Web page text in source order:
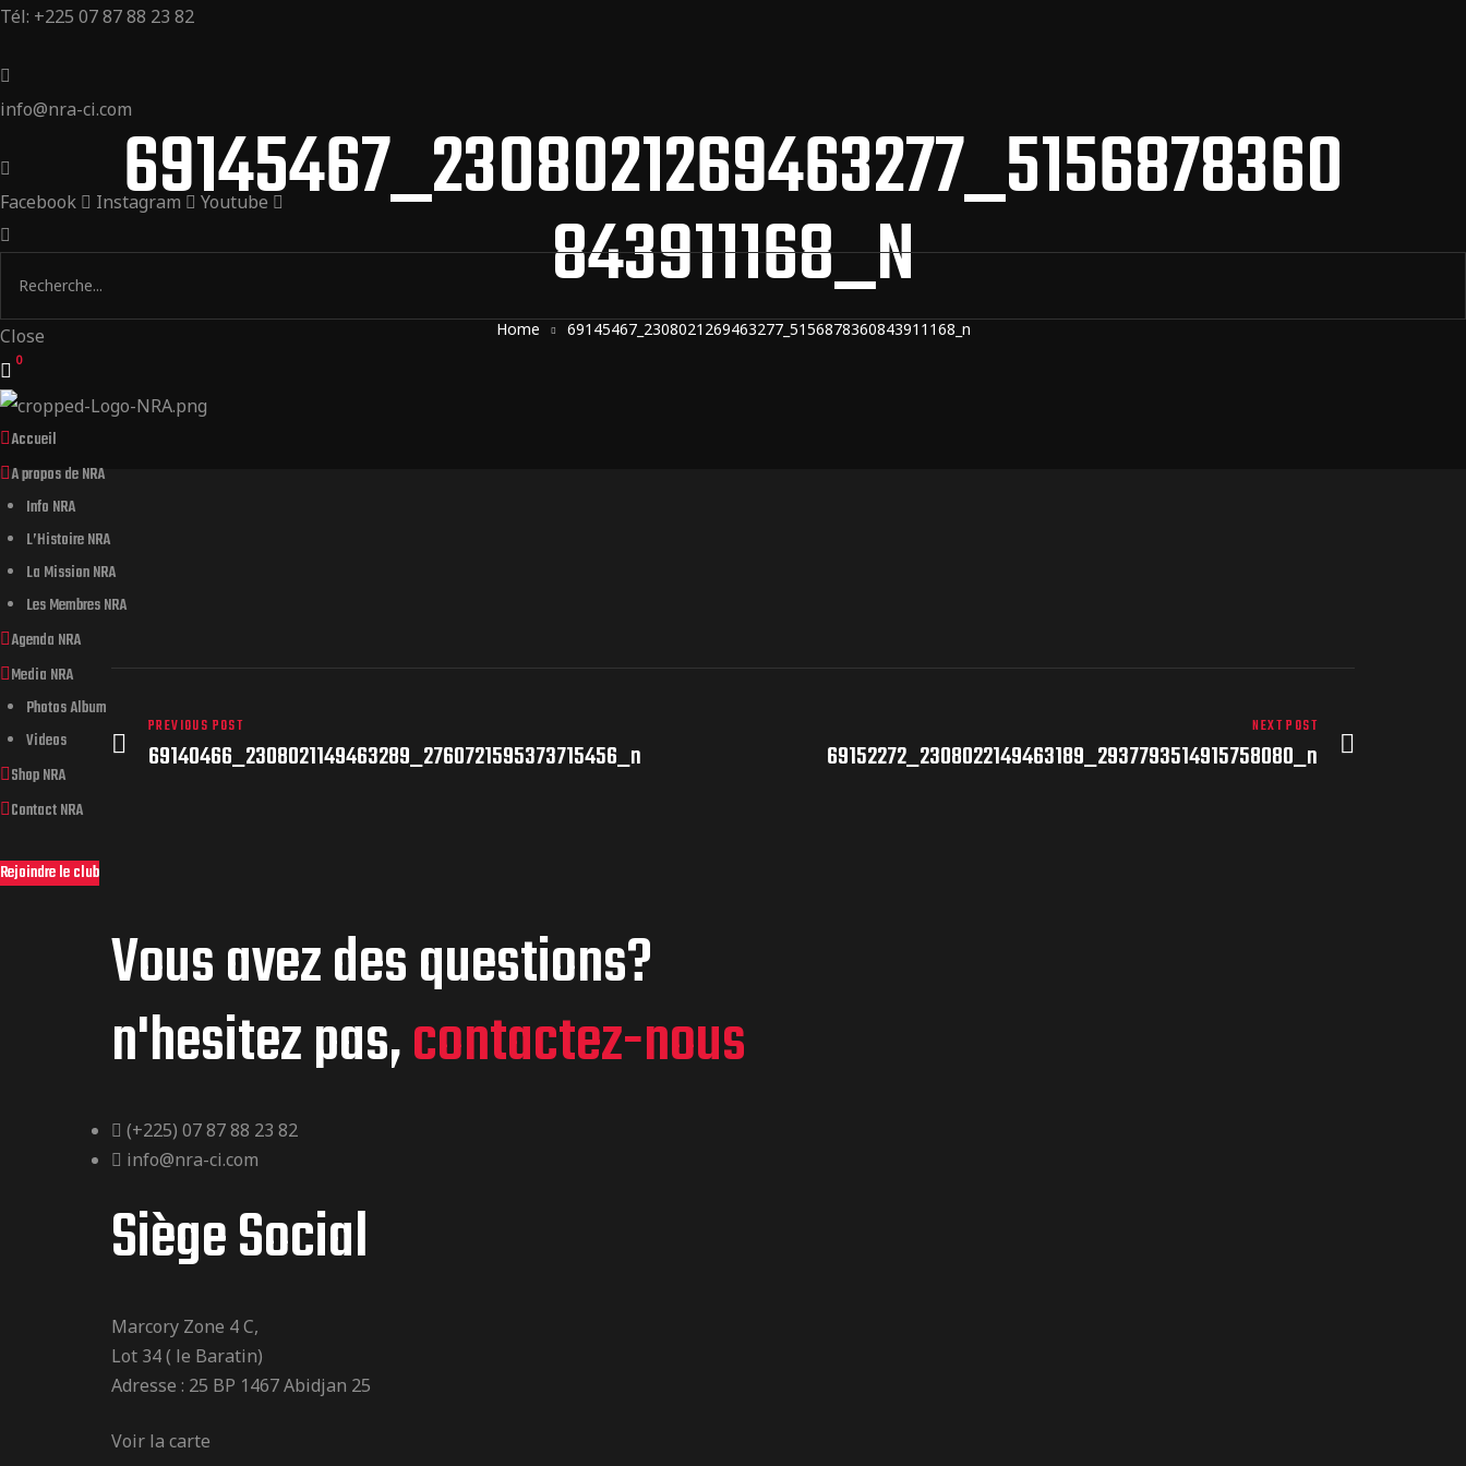
Tél: +225 07 87 88 23 82
info@nra-ci.com
Facebook Instagram Youtube
Close
0
Accueil
A propos de NRA
Info NRA
L’Histoire NRA
La Mission NRA
Les Membres NRA
Agenda NRA
Media NRA
Photos Album
Videos
Shop NRA
Contact NRA
Rejoindre le club
69145467_2308021269463277_5156878360
843911168_N
Home 69145467_2308021269463277_5156878360843911168_n
PREVIOUS POST
69140466_2308021149463289_2760721595373715456_n
NEXT POST
69152272_2308022149463189_2937793514915758080_n
Vous avez des questions?
n'hesitez pas,contactez-nous
(+225) 07 87 88 23 82
info@nra-ci.com
Siège Social
Marcory Zone 4 C,
Lot 34 ( le Baratin)
Adresse : 25 BP 1467 Abidjan 25
Voir la carte